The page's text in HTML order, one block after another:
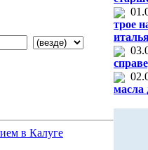
в Калуге
трое
масла